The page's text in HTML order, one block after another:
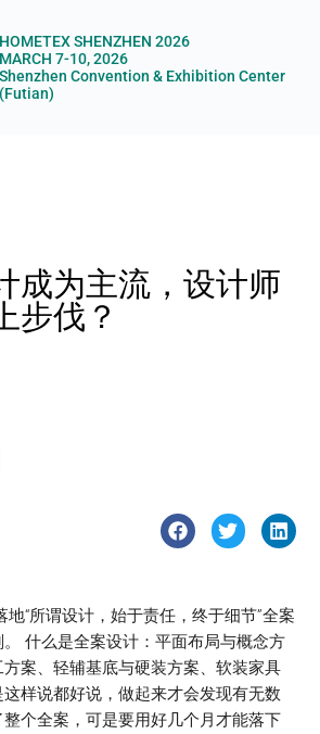
HOMETEX SHENZHEN 2026
MARCH 7-10, 2026
Shenzhen Convention & Exhibition Center
(Futian)
成为主流，设计师
步伐？
“所谓设计，始于责任，终于细节”全案
什么是全案设计：平面布局与概念方
案、轻辅基底与硬装方案、软装家具
样说都好说，做起来才会发现有无数
个全案，可是要用好几个月才能落下